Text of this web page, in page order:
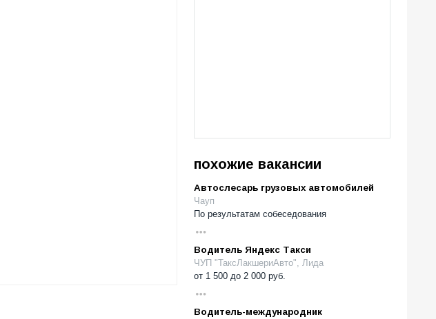
похожие вакансии
Автослесарь грузовых автомобилей
Чауп
По результатам собеседования
Водитель Яндекс Такси
ЧУП "ТаксЛакшериАвто", Лида
от 1 500 до 2 000 руб.
Водитель-международник